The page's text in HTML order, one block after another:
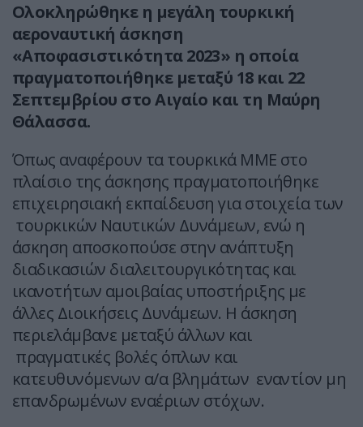
Ολοκληρώθηκε η μεγάλη τουρκική
αεροναυτική άσκηση
«Αποφασιστικότητα 2023» η οποία
πραγματοποιήθηκε μεταξύ 18 και 22
Σεπτεμβρίου στο Αιγαίο και τη Μαύρη
Θάλασσα.
Όπως αναφέρουν τα τουρκικά ΜΜΕ στο
πλαίσιο της άσκησης πραγματοποιήθηκε
επιχειρησιακή εκπαίδευση για στοιχεία των
τουρκικών Ναυτικών Δυνάμεων, ενώ η
άσκηση αποσκοπούσε στην ανάπτυξη
διαδικασιών διαλειτουργικότητας και
ικανοτήτων αμοιβαίας υποστήριξης με
άλλες Διοικήσεις Δυνάμεων. Η άσκηση
περιελάμβανε μεταξύ άλλων και
πραγματικές βολές όπλων και
κατευθυνόμενων α/α βλημάτων εναντίον μη
επανδρωμένων εναέριων στόχων.